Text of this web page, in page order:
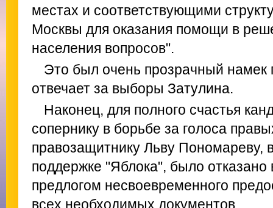
местах и соответствующими
Москвы для оказания помощи в
населения вопросов".
Это был очень прозрачный намек
отвечает за выборы Затулина.
Наконец, для полного счастья
сопернику в борьбе за голоса
правозащитнику Льву
поддержке "Яблока", было отказано
предлогом несвоевременного
всех необходимых документов.